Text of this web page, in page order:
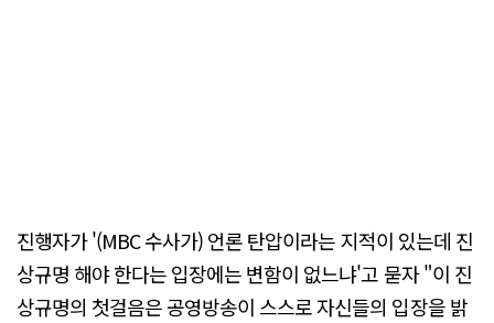
진행자가 '(MBC 수사가) 언론 탄압이라는 지적이 있는데 진
상규명 해야 한다는 입장에는 변함이 없느냐'고 묻자 "이 진
상규명의 첫걸음은 공영방송이 스스로 자신들의 입장을 밝